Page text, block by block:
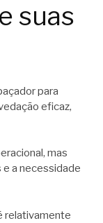
suas
para
eficaz,
mas
a necessidade
relativamente